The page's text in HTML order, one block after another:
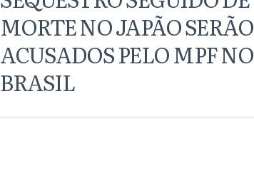
MORTE NO JAPÃO SERÃO
ACUSADOS PELO MPF NO
BRASIL